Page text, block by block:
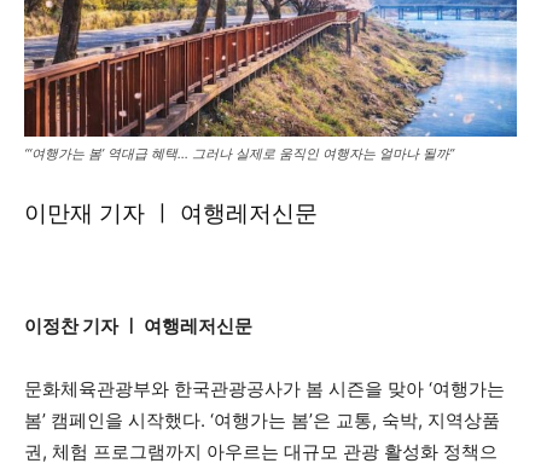
“‘여행가는 봄’ 역대급 혜택… 그러나 실제로 움직인 여행자는 얼마나 될까”
이만재 기자 ㅣ 여행레저신문
이정찬 기자 ㅣ 여행레저신문
문화체육관광부와 한국관광공사가 봄 시즌을 맞아 ‘여행가는
봄’ 캠페인을 시작했다. ‘여행가는 봄’은 교통, 숙박, 지역상품
권, 체험 프로그램까지 아우르는 대규모 관광 활성화 정책으